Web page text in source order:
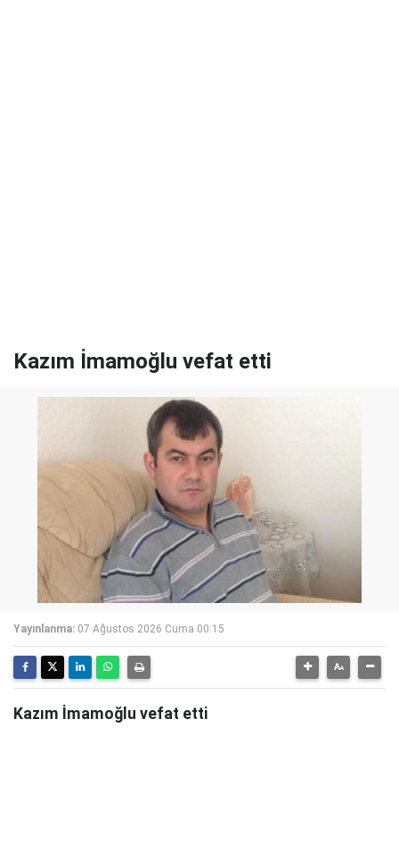
Kazım İmamoğlu vefat etti
Yayınlanma: 07 Ağustos 2026 Cuma 00:15
Kazım İmamoğlu vefat etti